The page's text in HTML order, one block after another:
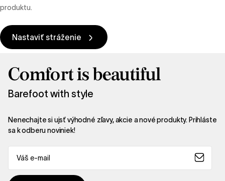
produktu.
Nastaviť stráženie
Comfort is beautiful
Barefoot with style
Nenechajte si ujsť výhodné zľavy, akcie a nové produkty. Prihláste
sa k odberu noviniek!